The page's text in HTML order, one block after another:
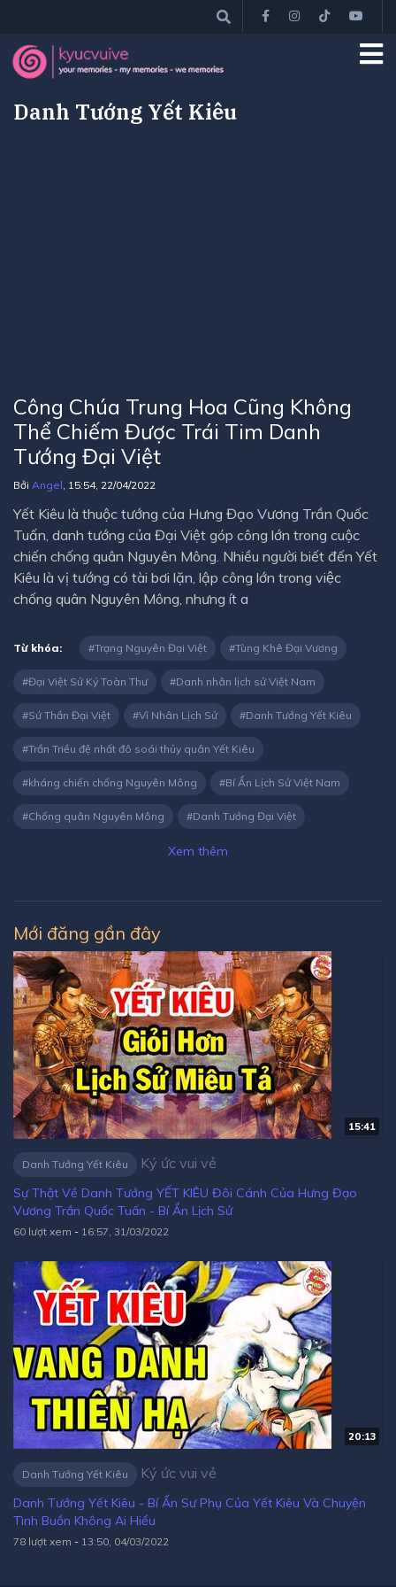
Danh Tướng Yết Kiêu
Công Chúa Trung Hoa Cũng Không
Thể Chiếm Được Trái Tim Danh
Tướng Đại Việt
Bởi Angel, 15:54, 22/04/2022
Yết Kiêu là thuộc tướng của Hưng Đạo Vương Trần Quốc
Tuấn, danh tướng của Đại Việt góp công lớn trong cuộc
chiến chống quân Nguyên Mông. Nhiều người biết đến Yết
Kiêu là vị tướng có tài bơi lặn, lập công lớn trong việc
chống quân Nguyên Mông, nhưng ít a
Từ khóa: Trạng Nguyên Đại Việt Tùng Khê Đại Vương
Đại Việt Sử Ký Toàn Thư Danh nhân lịch sử Việt Nam
Sứ Thần Đại Việt Vĩ Nhân Lịch Sử Danh Tướng Yết Kiêu
Trần Triều đệ nhất đô soái thủy quân Yết Kiêu
kháng chiến chống Nguyên Mông Bí Ẩn Lịch Sử Việt Nam
Chống quân Nguyên Mông Danh Tướng Đại Việt
Xem thêm
Mới đăng gần đây
15:41
Danh Tướng Yết Kiêu Ký ức vui vẻ
Sự Thật Về Danh Tướng YẾT KIÊU Đôi Cánh Của Hưng Đạo
Vương Trần Quốc Tuấn - Bí Ẩn Lịch Sử
60 lượt xem - 16:57, 31/03/2022
20:13
Danh Tướng Yết Kiêu Ký ức vui vẻ
Danh Tướng Yết Kiêu - Bí Ẩn Sư Phụ Của Yết Kiêu Và Chuyện
Tình Buồn Không Ai Hiểu
78 lượt xem - 13:50, 04/03/2022